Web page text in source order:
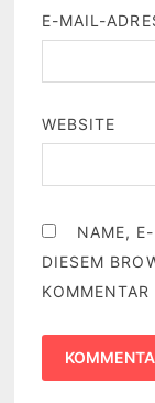
E-MAIL-
WEBSITE
NAME,
DIESEM